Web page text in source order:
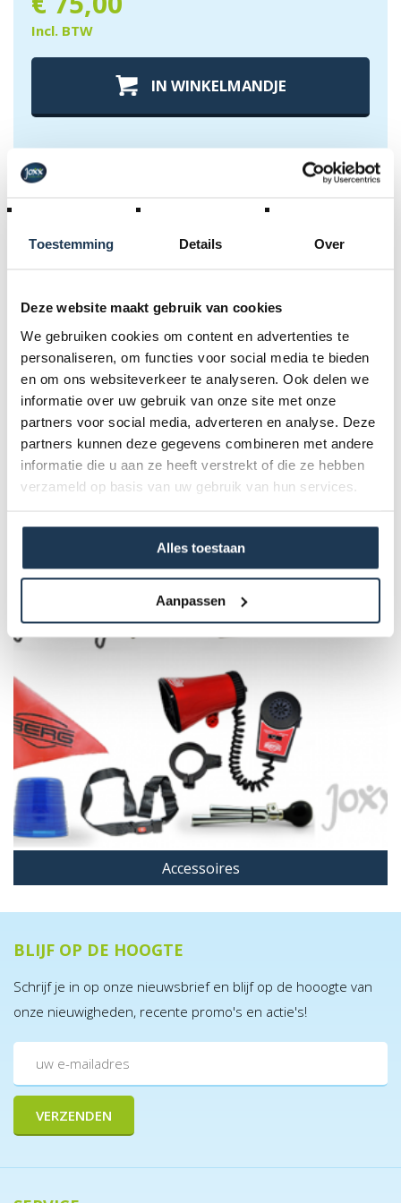
Toestemming Details Over
Deze website maakt gebruik van cookies
We gebruiken cookies om content en advertenties te
personaliseren, om functies voor social media te bieden
en om ons websiteverkeer te analyseren. Ook delen we
informatie over uw gebruik van onze site met onze
partners voor social media, adverteren en analyse. Deze
partners kunnen deze gegevens combineren met andere
informatie die u aan ze heeft verstrekt of die ze hebben
verzameld op basis van uw gebruik van hun services.
Alles toestaan
Aanpassen
Incl. BTW
IN WINKELMANDJE
Extra info overmontage drifter
Mocht u moeilijkheden hebben met het monteren van
uw drifter of wilt u dat het op voorhand voor u klaarstaat.
Dan bieden we graag deze extra service aan.
Dit product behoort tot de
volgende categorie(ën)
Accessoires
BLIJF OP DE HOOGTE
Schrijf je in op onze nieuwsbrief en blijf op de hooogte van
onze nieuwigheden, recente promo's en actie's!